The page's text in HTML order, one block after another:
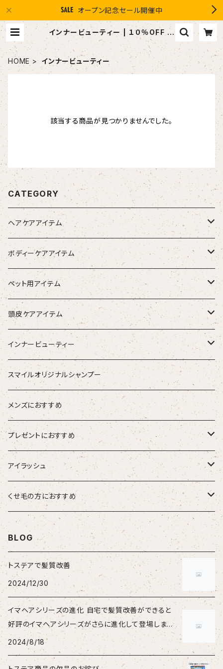
オープン記念セール開催中
インナービューティー | １０％OFF ス
マイルグループ感謝店 #イマヘア t
he U 強髪
HOME
インナービューティー
該当する商品が見つかりませんでした。
CATEGORY
ヘアケアアイテム
シャンプー
トリートメント（インバス）
トリートメント（アウトバス）
スタイリング器具
ストレートアイロン
ブラシ
スタイリング剤
ETORAS エトラス
hairU ハイル
ボディーケアアイテム
除毛クリーム
化粧水
ペット用アイテム
ワンちゃん用
ブラシ
頭皮ケアアイテム
強髪
nine
スキャルプブラシ
インナービューティー
青粒
海活潤
エステプロラボ
スマイルオリジナルシャンプー
メンズにおすすめ
プレゼントにおすすめ
大人女性
男性
アイラッシュ
HSC強髪
くせ毛の方におすすめ
suwae（スワエ）
BLOG
トステアで髪質改善
2024/12/30
イマヘアシリーズの進化 自宅で髪質改善ができると
好評のイマヘアシリーズがさらに進化して登場しまし
た。
2024/8/18